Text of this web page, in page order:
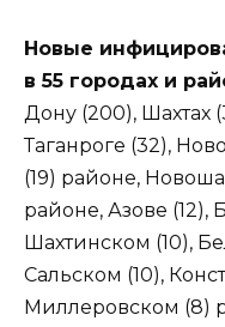
Новые
в 55 городах и
Дону (200), Шахтах
Таганроге (32),
(19) районе,
районе, Азове (12),
Шахтинском (10),
Сальском (10),
Миллеровском (8)